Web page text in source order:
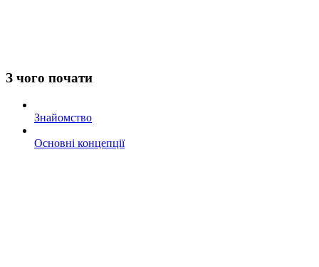
З чого почати
Знайомство
Основні концепції